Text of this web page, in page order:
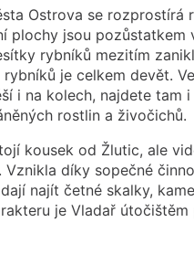
Ostrova se rozprostírá
plochy jsou
rybníků mezitím
je celkem devět.
i na kolech, najdete tam
rostlin a živočichů.
kousek od Žlutic, ale
Vznikla díky sopečné
najít četné skalky,
je Vladař